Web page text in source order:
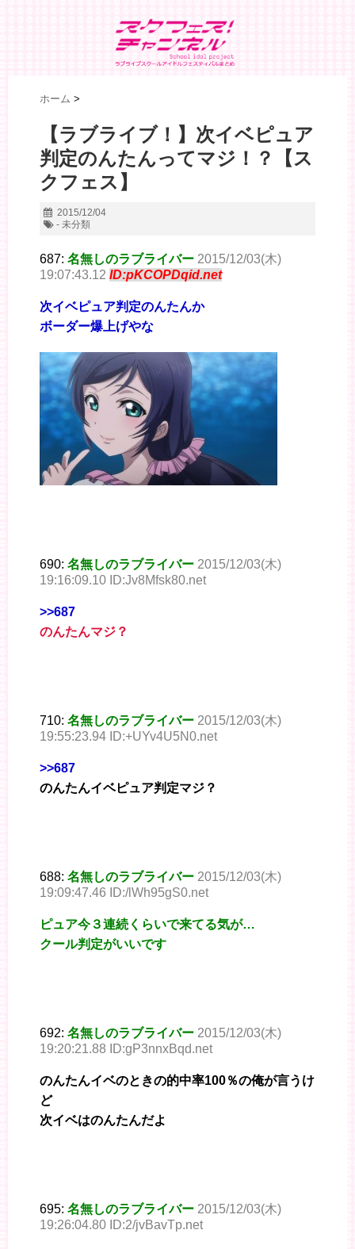
ホーム >
【ラブライブ！】次イベピュア
判定のんたんってマジ！？【ス
クフェス】
2015/12/04
- 未分類
687: 名無しのラブライバー 2015/12/03(木)
19:07:43.12 ID:pKCOPDqid.net
次イベピュア判定のんたんか
ボーダー爆上げやな
690: 名無しのラブライバー 2015/12/03(木)
19:16:09.10 ID:Jv8Mfsk80.net
>>687
のんたんマジ？
710: 名無しのラブライバー 2015/12/03(木)
19:55:23.94 ID:+UYv4U5N0.net
>>687
のんたんイベピュア判定マジ？
688: 名無しのラブライバー 2015/12/03(木)
19:09:47.46 ID:/lWh95gS0.net
ピュア今３連続くらいで来てる気が…
クール判定がいいです
692: 名無しのラブライバー 2015/12/03(木)
19:20:21.88 ID:gP3nnxBqd.net
のんたんイベのときの的中率100％の俺が言うけ
ど
次イベはのんたんだよ
695: 名無しのラブライバー 2015/12/03(木)
19:26:04.80 ID:2/jvBavTp.net